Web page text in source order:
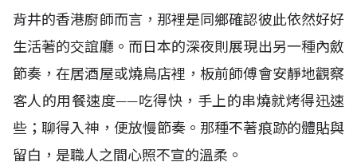
背井的香港廚師而言，那裡是同鄉確認彼此依然好好
生活著的交誼廳。而日本的深夜則展現出另一種內斂
節奏，在居酒屋或燒鳥店裡，板前師傅會安靜地觀察
客人的用餐速度——吃得快，手上的串燒就烤得迅速
些；聊得入神，便放慢節奏。那種不著痕跡的體貼與
留白，是職人之間心照不宣的溫柔。